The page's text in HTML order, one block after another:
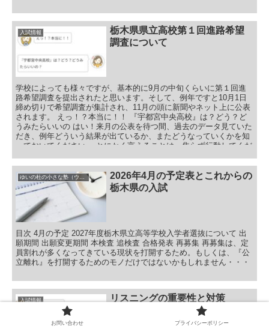
入試情報
栃木県県立高校第１回進路希望
調査について
学校によっても様々ですが、基本的に9月の中旬くらいに第１回進
路希望調査を提出されたと思います。そして、例年ですと10月1日
締め切りで希望調査が集計され、11月の頭に新聞やネット上に公表
されます。 えっ！？本当に！！ 『宇都宮中央高校』は？どう？ど
うみたらいいの はい！来月の公表を待つ間、過去のデータ見ていた
だき、例年どういう結果が出ているか、またどうなっていくかを知
っておいてください。 とにかく言えることは、焦らず行動してくだ
察します。 目次 過去３年の第１回進路希望調査 宇都宮市内の普通
科高校 宇都宮市内の専門系高校 要注意高校（倍率が上がる高校）
注意高校（倍率が上げ、下げする高校） 宇都宮白楊高校まとめ 宇
都宮工業高校まとめ 宇都宮商業高校まとめ 栃木県東部エリアの普
通科系高校 要注意高校（倍率が上がる高校） 栃木県東部の普通科
系高校まとめ 栃木県東部エリアの専門系高校 要注意高校（倍率が
上がる高校） 栃木県東部の専門系高校まとめ 総まとめ おまけ
ゆいの杜の小さな塾（ウィクル）の予定表
2026年4月の予定表とこれからの
栃木県の入試
目次 4月の予定 2027年度栃木県立高等学校入学者選抜について 出
願期間 出願変更期間 本検査 追検査 合格発表 再募集 再募集は、定
員割れが多くなってきている現状を打開するため。もしくは、『公
立離れ』を打開するためのモノだけではないかもしれません・・・
入試情報 リスニングの重要性と対策
お問い合わせ プライバシーポリシー